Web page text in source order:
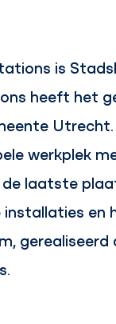
is
heeft het
werkplek
laatste
en
gerealiseerd